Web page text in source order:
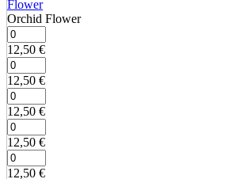
Orchid Flower
12,50 €
12,50 €
12,50 €
12,50 €
12,50 €